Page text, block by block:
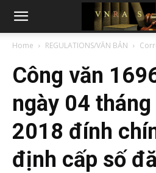
Home REGULATIONS/VĂN BẢN
Công văn
ngày 04
2018 đính
định cấp số